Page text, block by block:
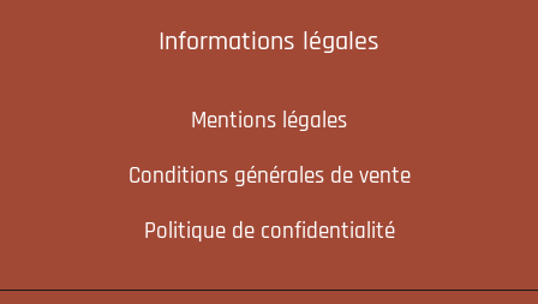
Informations légales
Mentions légales
Conditions générales de vente
Politique de confidentialité